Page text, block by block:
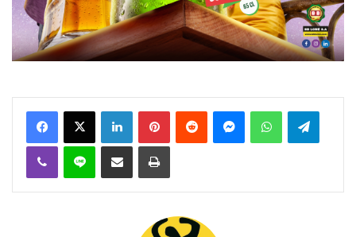
FacebookX Linkedin PinterestReddit MessengerWhatsAppTelegram
Viber Ligne Partager par email Imprimer